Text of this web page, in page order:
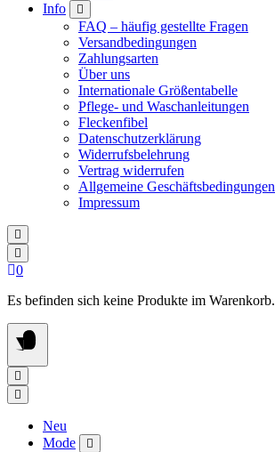
Info
FAQ – häufig gestellte Fragen
Versandbedingungen
Zahlungsarten
Über uns
Internationale Größentabelle
Pflege- und Waschanleitungen
Fleckenfibel
Datenschutzerklärung
Widerrufsbelehrung
Vertrag widerrufen
Allgemeine Geschäftsbedingungen
Impressum
0
Es befinden sich keine Produkte im Warenkorb.
Neu
Mode